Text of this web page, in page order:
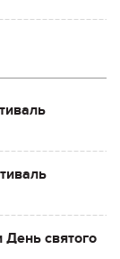
День святого